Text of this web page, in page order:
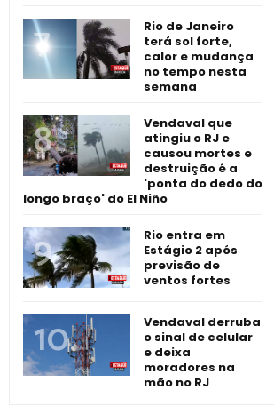
Rio de Janeiro
terá sol forte,
calor e mudança
no tempo nesta
semana
Vendaval que
atingiu o RJ e
causou mortes e
destruição é a
'ponta do dedo do
longo braço' do El Niño
Rio entra em
Estágio 2 após
previsão de
ventos fortes
Vendaval derruba
o sinal de celular
e deixa
moradores na
mão no RJ